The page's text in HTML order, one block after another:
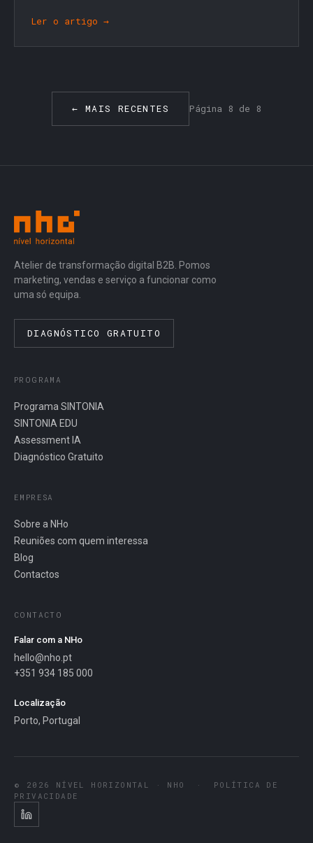
Ler o artigo →
← MAIS RECENTES Página 8 de 8
Atelier de transformação digital B2B. Pomos
marketing, vendas e serviço a funcionar como
uma só equipa.
DIAGNÓSTICO GRATUITO
PROGRAMA
Programa SINTONIA
SINTONIA EDU
Assessment IA
Diagnóstico Gratuito
EMPRESA
Sobre a NHo
Reuniões com quem interessa
Blog
Contactos
CONTACTO
Falar com a NHo
hello@nho.pt
+351 934 185 000
Localização
Porto, Portugal
© 2026 NÍVEL HORIZONTAL · NHO ·
POLÍTICA DE
PRIVACIDADE